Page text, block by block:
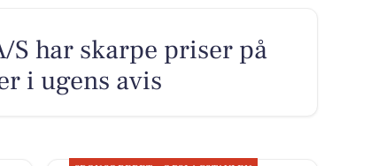
S har skarpe priser på
i ugens avis